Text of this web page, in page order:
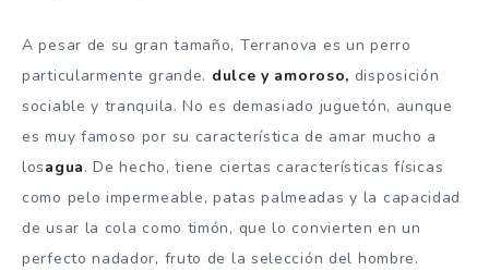
A pesar de su gran tamaño, Terranova es un perro
particularmente grande. dulce y amoroso, disposición
sociable y tranquila. No es demasiado juguetón, aunque
es muy famoso por su característica de amar mucho a
losagua. De hecho, tiene ciertas características físicas
como pelo impermeable, patas palmeadas y la capacidad
de usar la cola como timón, que lo convierten en un
perfecto nadador, fruto de la selección del hombre.